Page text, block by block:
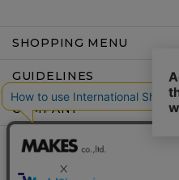
SHOPPING MENU
GUIDELINES
COMPANY